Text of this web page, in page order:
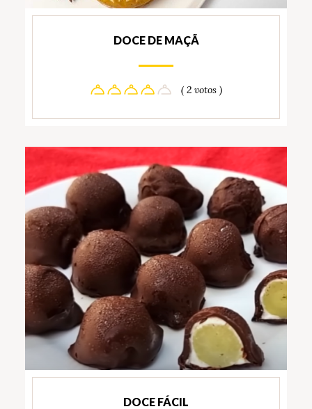
DOCE DE MAÇÃ
( 2 votos )
DOCE FÁCIL